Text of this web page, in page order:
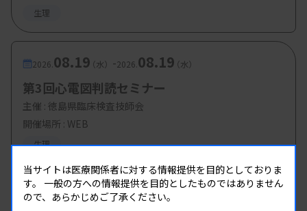
生理
2026. 08.19（水） -2026. 08.19（水）
第3回心電図判読セミナー
主催 : 徳島県臨床検査技師会
開催場所 : WEB
生理
当サイトは医療関係者に対する情報提供を目的としておりま
す。 一般の方への情報提供を目的としたものではありません
ので、あらかじめご了承ください。